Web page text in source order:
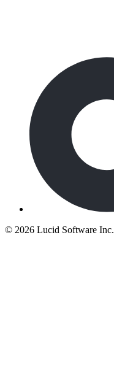
© 2026 Lucid Software Inc.